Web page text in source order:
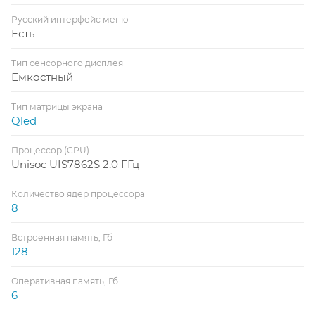
Русский интерфейс меню
Есть
Тип сенсорного дисплея
Емкостный
Тип матрицы экрана
Qled
Процессор (CPU)
Unisoc UIS7862S 2.0 ГГц
Количество ядер процессора
8
Встроенная память, Гб
128
Оперативная память, Гб
6